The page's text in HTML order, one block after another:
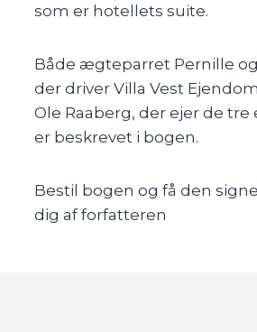
som er hotellets suite.
Både ægteparret Pernille
der driver Villa Vest
Ole Raaberg, der ejer de
er beskrevet i bogen.
Bestil bogen og få den
dig af forfatteren